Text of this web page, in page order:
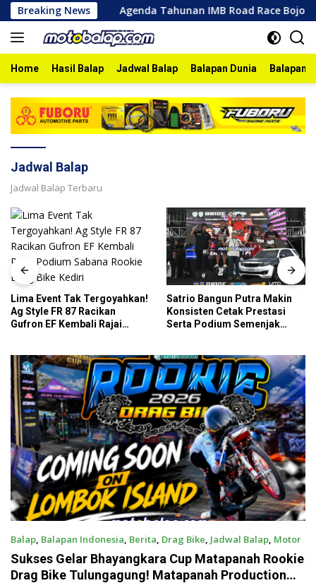
Skip
to
content
Breaking News
2026 Agenda Tahunan IMB Road Race Bojonegoro
Home Hasil Balap Jadwal Balap Balapan Dunia Balapan
Jadwal Balap
Jadwal Balap Terbaru
Lima Event Tak Tergoyahkan!
Ag Style FR 87 Racikan
Gufron EF Kembali Rajai
Satrio Bangun Putra Makin
Konsisten Cetak Prestasi
Serta Podium Semenjak
Balap, Balapan Indonesia, Berita, Drag Bike, Jadwal Balap, Motor
July 8, 2026
Sukses Gelar Bhayangkara Cup Matapanah Rookie
Drag Bike Tulungagung! Matapanah Production